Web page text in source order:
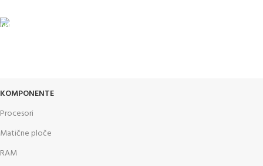
KOMPONENTE
Procesori
Matične ploče
RAM